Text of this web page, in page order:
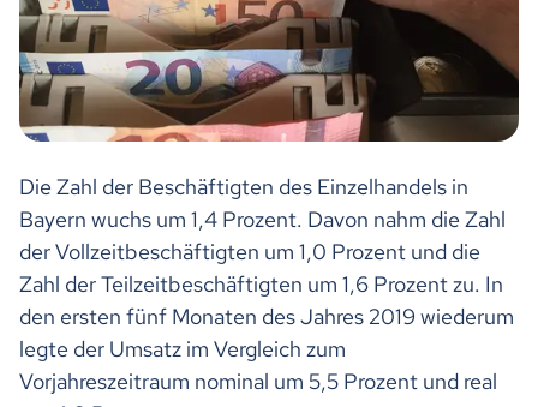
Die Zahl der Beschäftigten des Einzelhandels in
Bayern wuchs um 1,4 Prozent. Davon nahm die Zahl
der Vollzeitbeschäftigten um 1,0 Prozent und die
Zahl der Teilzeitbeschäftigten um 1,6 Prozent zu. In
den ersten fünf Monaten des Jahres 2019 wiederum
legte der Umsatz im Vergleich zum
Vorjahreszeitraum nominal um 5,5 Prozent und real